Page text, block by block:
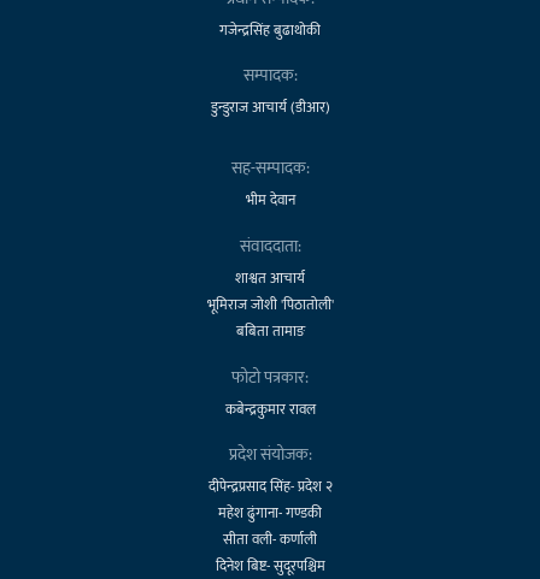
गजेन्द्रसिंह बुढाथोकी
सम्पादक:
डुन्डुराज आचार्य (डीआर)
सह-सम्पादक:
भीम देवान
संवाददाता:
शाश्वत आचार्य
भूमिराज जोशी 'पिठातोली'
बबिता तामाङ
फोटो पत्रकार:
कबेन्द्रकुमार रावल
प्रदेश संयोजक:
दीपेन्द्रप्रसाद सिंह- प्रदेश २
महेश ढुंगाना- गण्डकी
सीता वली- कर्णाली
दिनेश बिष्ट- सुदूरपश्चिम